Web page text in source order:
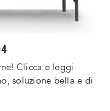
Clicca e leggi
soluzione bella e di